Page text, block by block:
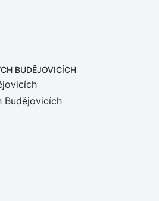
BUDĚJOVICÍCH
Budějovicích